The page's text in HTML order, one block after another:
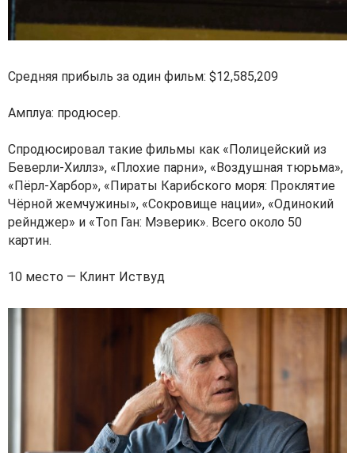
Средняя прибыль за один фильм: $12,585,209
Амплуа: продюсер.
Спродюсировал такие фильмы как «Полицейский из
Беверли-Хиллз», «Плохие парни», «Воздушная тюрьма»,
«Пёрл-Харбор», «Пираты Карибского моря: Проклятие
Чёрной жемчужины», «Сокровище нации», «Одинокий
рейнджер» и «Топ Ган: Мэверик». Всего около 50
картин.
10 место — Клинт Иствуд